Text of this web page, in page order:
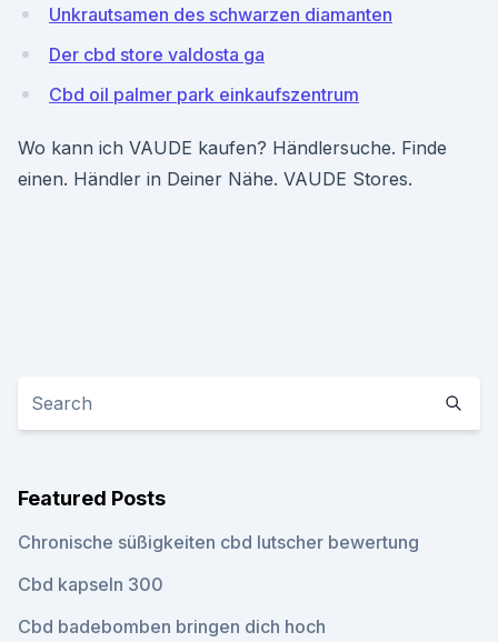
Unkrautsamen des schwarzen diamanten
Der cbd store valdosta ga
Cbd oil palmer park einkaufszentrum
Wo kann ich VAUDE kaufen? Händlersuche. Finde
einen. Händler in Deiner Nähe. VAUDE Stores.
Featured Posts
Chronische süßigkeiten cbd lutscher bewertung
Cbd kapseln 300
Cbd badebomben bringen dich hoch